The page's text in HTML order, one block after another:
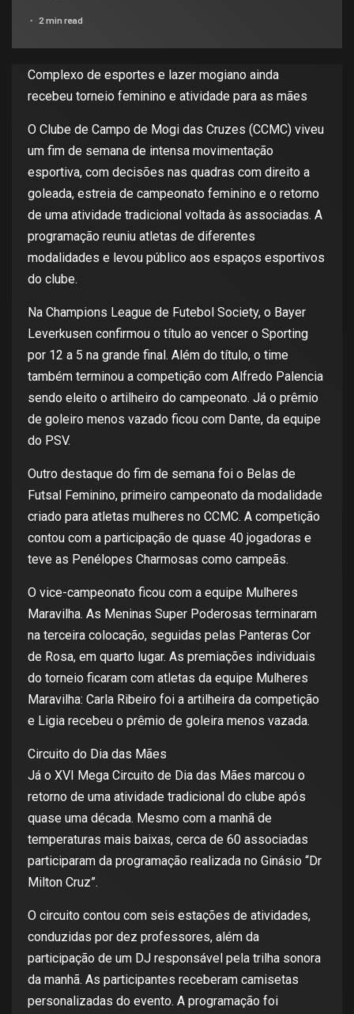
2 min read
Complexo de esportes e lazer mogiano ainda
recebeu torneio feminino e atividade para as mães
O Clube de Campo de Mogi das Cruzes (CCMC) viveu
um fim de semana de intensa movimentação
esportiva, com decisões nas quadras com direito a
goleada, estreia de campeonato feminino e o retorno
de uma atividade tradicional voltada às associadas. A
programação reuniu atletas de diferentes
modalidades e levou público aos espaços esportivos
do clube.
Na Champions League de Futebol Society, o Bayer
Leverkusen confirmou o título ao vencer o Sporting
por 12 a 5 na grande final. Além do título, o time
também terminou a competição com Alfredo Palencia
sendo eleito o artilheiro do campeonato. Já o prêmio
de goleiro menos vazado ficou com Dante, da equipe
do PSV.
Outro destaque do fim de semana foi o Belas de
Futsal Feminino, primeiro campeonato da modalidade
criado para atletas mulheres no CCMC. A competição
contou com a participação de quase 40 jogadoras e
teve as Penélopes Charmosas como campeãs.
O vice-campeonato ficou com a equipe Mulheres
Maravilha. As Meninas Super Poderosas terminaram
na terceira colocação, seguidas pelas Panteras Cor
de Rosa, em quarto lugar. As premiações individuais
do torneio ficaram com atletas da equipe Mulheres
Maravilha: Carla Ribeiro foi a artilheira da competição
e Ligia recebeu o prêmio de goleira menos vazada.
Circuito do Dia das Mães
Já o XVI Mega Circuito de Dia das Mães marcou o
retorno de uma atividade tradicional do clube após
quase uma década. Mesmo com a manhã de
temperaturas mais baixas, cerca de 60 associadas
participaram da programação realizada no Ginásio “Dr
Milton Cruz”.
O circuito contou com seis estações de atividades,
conduzidas por dez professores, além da
participação de um DJ responsável pela trilha sonora
da manhã. As participantes receberam camisetas
personalizadas do evento. A programação foi